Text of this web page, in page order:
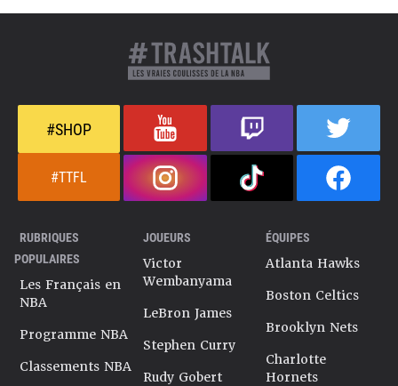
#SHOP
#TTFL
RUBRIQUES
POPULAIRES
Les Français en
NBA
Programme NBA
Classements NBA
JOUEURS
Victor
Wembanyama
LeBron James
Stephen Curry
Rudy Gobert
ÉQUIPES
Atlanta Hawks
Boston Celtics
Brooklyn Nets
Charlotte
Hornets